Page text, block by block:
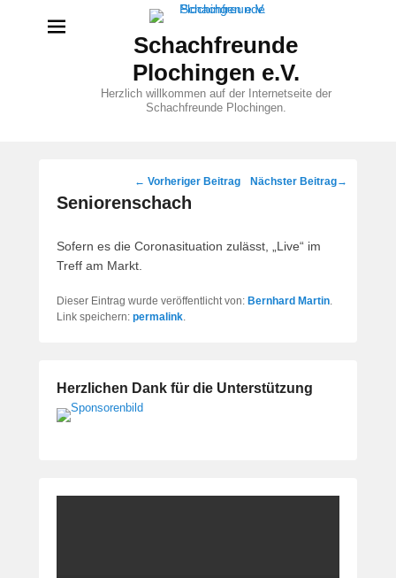
Schachfreunde
Plochingen e.V.
Herzlich willkommen auf der Internetseite der
Schachfreunde Plochingen.
Beitragsnavigation
← Vorheriger Beitrag Nächster Beitrag→
Seniorenschach
Sofern es die Coronasituation zulässt, „Live“ im
Treff am Markt.
Dieser Eintrag wurde veröffentlicht von: Bernhard Martin.
Link speichern: permalink.
Herzlichen Dank für die Unterstützung